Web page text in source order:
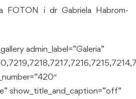
FOTON i dr Gabriela Habrom-
admin_label=”Galeria”
show_title_and_caption=”off”